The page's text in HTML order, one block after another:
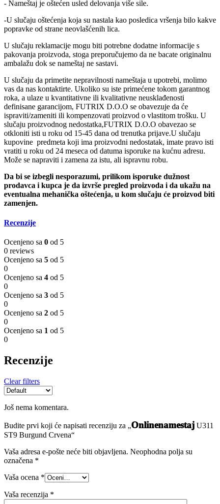
- Nameštaj je oštećen usled delovanja više sile.
-U slučaju oštećenja koja su nastala kao posledica vršenja bilo kakve
popravke od strane neovlašćenih lica.
U slučaju reklamacije mogu biti potrebne dodatne informacije s
pakovanja proizvoda, stoga preporučujemo da ne bacate originalnu
ambalažu dok se nameštaj ne sastavi.
U slučaju da primetite nepravilnosti nameštaja u upotrebi, molimo
vas da nas kontaktirte. Ukoliko su iste primećene tokom garantnog
roka, a ulaze u kvantitativne ili kvalitativne neusklađenosti
definisane garancijom, FUTRIX D.O.O se obavezuje da će
ispraviti/zameniti ili kompenzovati proizvod o vlastitom trošku. U
slučaju proizvodnog nedostatka,FUTRIX D.O.O obavezao se
otkloniti isti u roku od 15-45 dana od trenutka prijave.U slučaju
kupovine predmeta koji ima proizvodni nedostatak, imate pravo isti
vratiti u roku od 24 meseca od datuma isporuke na kućnu adresu.
Može se napraviti i zamena za istu, ali ispravnu robu.
Da bi se izbegli nesporazumi, prilikom isporuke dužnost
prodavca i kupca je da izvrše pregled proizvoda i da ukažu na
eventualna mehanička oštećenja, u kom slučaju će proizvod biti
zamenjen.
Recenzije
Ocenjeno sa 0 od 5
0 reviews
Ocenjeno sa 5 od 5
0
Ocenjeno sa 4 od 5
0
Ocenjeno sa 3 od 5
0
Ocenjeno sa 2 od 5
0
Ocenjeno sa 1 od 5
0
Recenzije
Clear filters
Još nema komentara.
Budite prvi koji će napisati recenziju za „Onlinenamestaj U311
ST9 Burgund Crvena“
Vaša adresa e-pošte neće biti objavljena. Neophodna polja su
označena *
Vaša ocena *
Vaša recenzija *